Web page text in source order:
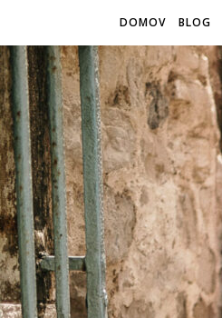
DOMOV BLOG